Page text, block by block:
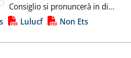
Consiglio si pronuncerà in di...
notizia
Lulucf Non Ets